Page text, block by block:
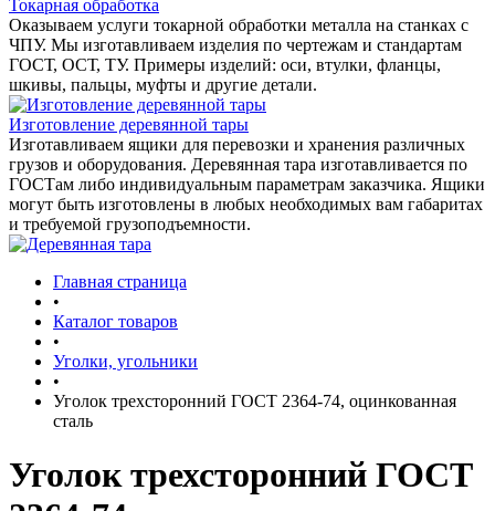
Токарная обработка
Оказываем услуги токарной обработки металла на станках с
ЧПУ. Мы изготавливаем изделия по чертежам и стандартам
ГОСТ, ОСТ, ТУ. Примеры изделий: оси, втулки, фланцы,
шкивы, пальцы, муфты и другие детали.
Изготовление деревянной тары
Изготавливаем ящики для перевозки и хранения различных
грузов и оборудования. Деревянная тара изготавливается по
ГОСТам либо индивидуальным параметрам заказчика. Ящики
могут быть изготовлены в любых необходимых вам габаритах
и требуемой грузоподъемности.
Главная страница
•
Каталог товаров
•
Уголки, угольники
•
Уголок трехсторонний ГОСТ 2364-74, оцинкованная
сталь
Уголок трехсторонний ГОСТ